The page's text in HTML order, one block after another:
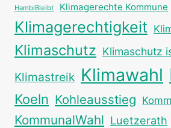
HambiBleibt Klimagerechte Kommune
Klimagerechtigkeit
Klimaschutz Klimaschutz
Klimastreik Klimawahl
Koeln Kohleausstieg
KommunalWahl Luetzerath